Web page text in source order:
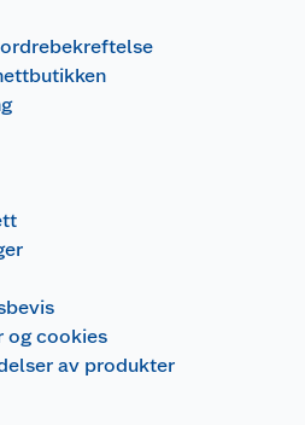
og cookies
av produkter